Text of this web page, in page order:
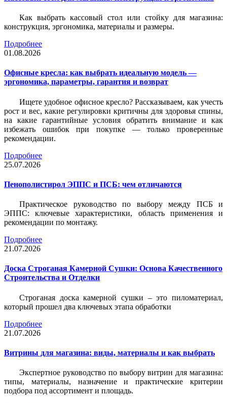
Как выбрать кассовый стол или стойку для магазина:
конструкция, эргономика, материалы и размеры.
Подробнее
01.08.2026
Офисные кресла: как выбрать идеальную модель —
эргономика, параметры, гарантия и возврат
Ищете удобное офисное кресло? Рассказываем, как учесть
рост и вес, какие регулировки критичны для здоровья спины,
на какие гарантийные условия обратить внимание и как
избежать ошибок при покупке — только проверенные
рекомендации.
Подробнее
25.07.2026
Пенополистирол ЭППС и ПСБ: чем отличаются
Практическое руководство по выбору между ПСБ и
ЭППС: ключевые характеристики, область применения и
рекомендации по монтажу.
Подробнее
21.07.2026
Доска Строганая Камерной Сушки: Основа Качественного
Строительства и Отделки
Строганая доска камерной сушки – это пиломатериал,
который прошел два ключевых этапа обработки
Подробнее
21.07.2026
Витрины для магазина: виды, материалы и как выбрать
Экспертное руководство по выбору витрин для магазина:
типы, материалы, назначение и практические критерии
подбора под ассортимент и площадь.